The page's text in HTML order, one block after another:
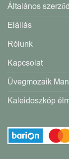
Általános
Elállás
Rólunk
Kapcsolat
Üvegmozaik
Kaleidoszkóp